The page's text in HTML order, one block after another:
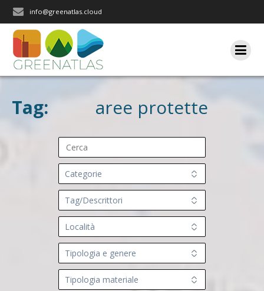
info@greenatlas.cloud
Tag: aree protette